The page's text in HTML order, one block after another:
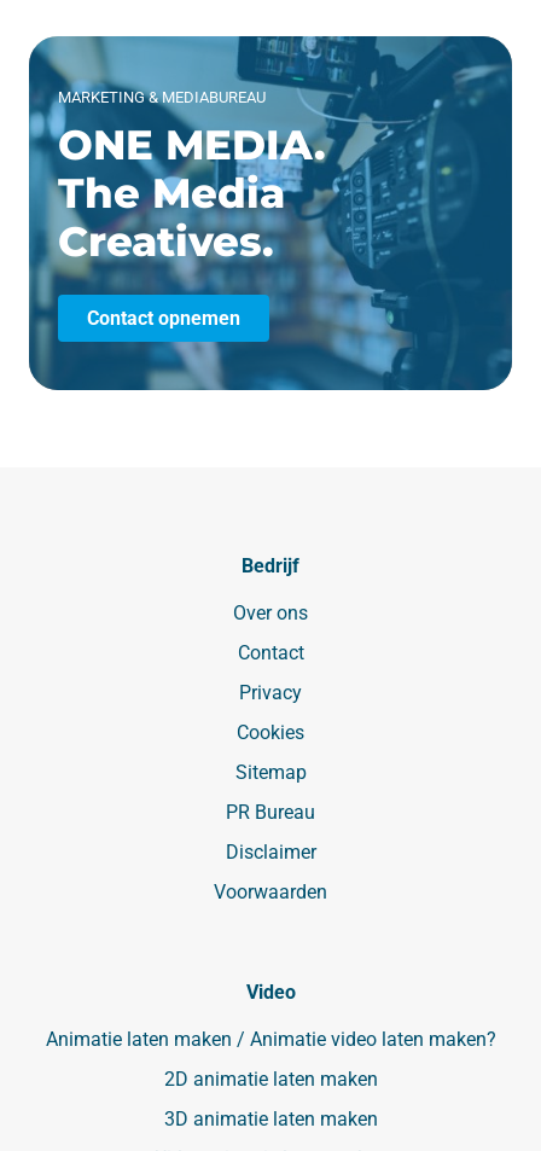
MARKETING & MEDIABUREAU
ONE MEDIA.
The Media
Creatives.
Contact opnemen
Bedrijf
Over ons
Contact
Privacy
Cookies
Sitemap
PR Bureau
Disclaimer
Voorwaarden
Video
Animatie laten maken / Animatie video laten maken?
2D animatie laten maken
3D animatie laten maken